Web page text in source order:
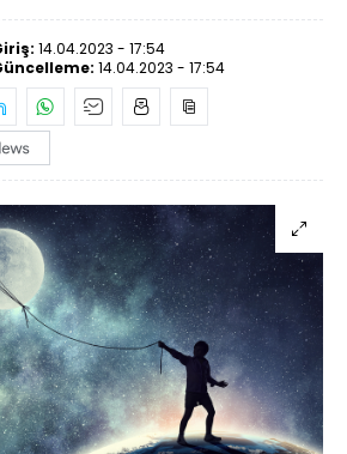
14.04.2023 - 17:54
14.04.2023 - 17:54